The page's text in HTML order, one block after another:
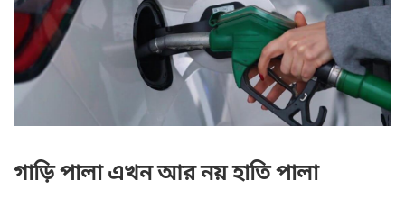
গাড়ি পালা এখন আর নয় হাতি পালা